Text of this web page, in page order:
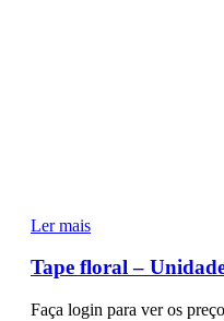
Ler mais
Tape floral –
Faça login para ver os